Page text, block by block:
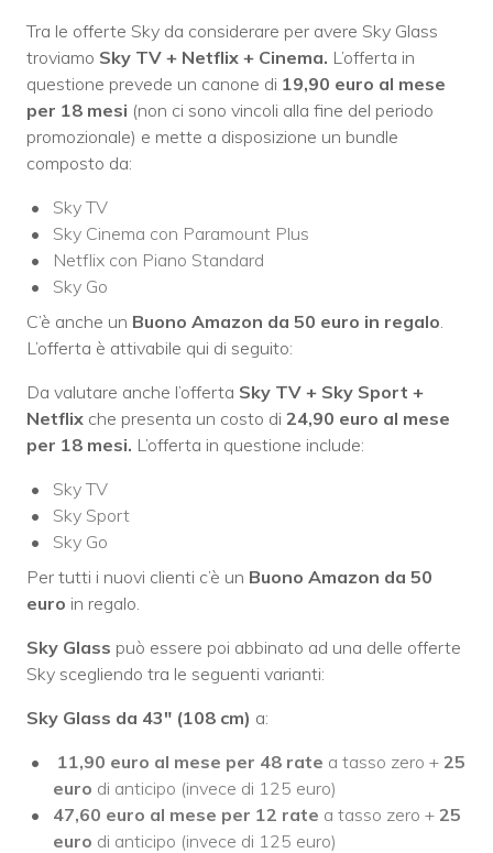
Tra le offerte Sky da considerare per avere Sky Glass
troviamo Sky TV + Netflix + Cinema. L’offerta in
questione prevede un canone di 19,90 euro al mese
per 18 mesi (non ci sono vincoli alla fine del periodo
promozionale) e mette a disposizione un bundle
composto da:
Sky TV
Sky Cinema con Paramount Plus
Netflix con Piano Standard
Sky Go
C’è anche un Buono Amazon da 50 euro in regalo
L’offerta è attivabile qui di seguito:
Da valutare anche l’offerta Sky TV + Sky Sport +
Netflix che presenta un costo di 24,90 euro al mese
per 18 mesi. L’offerta in questione include:
Sky TV
Sky Sport
Sky Go
Per tutti i nuovi clienti c’è un Buono Amazon da 50
euro in regalo.
Sky Glass può essere poi abbinato ad una delle offerte
Sky scegliendo tra le seguenti varianti:
Sky Glass da 43″ (108 cm) a:
11,90 euro al mese per 48 rate a tasso zero + 25
euro di anticipo (invece di 125 euro)
47,60 euro al mese per 12 rate a tasso zero + 25
euro di anticipo (invece di 125 euro)